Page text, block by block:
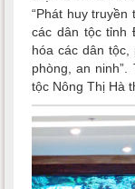
“Phát huy truyền
các dân tộc tỉnh
hóa các dân
phòng, an
tộc Nông Thị Hà